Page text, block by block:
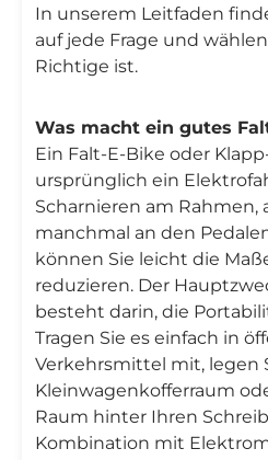
In unserem Leitfaden
auf jede Frage und
Richtige ist.
Was macht ein gutes
Ein Falt-E-Bike oder
ursprünglich ein
Scharnieren am Rahmen,
manchmal an den
können Sie leicht die
reduzieren. Der
besteht darin, die
Tragen Sie es einfach in
Verkehrsmittel mit, legen
Kleinwagenkofferraum
Raum hinter Ihren
Kombination mit